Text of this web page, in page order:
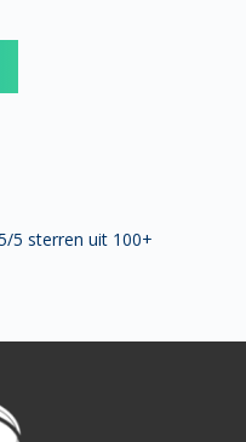
5 sterren uit 100+